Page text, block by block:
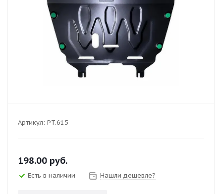
Артикул: PT.615
198.00 руб.
Есть в наличии Нашли дешевле?